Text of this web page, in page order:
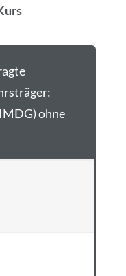
ohne